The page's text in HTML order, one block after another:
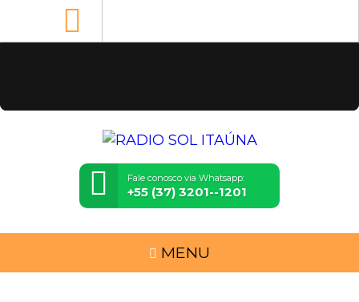
Fale conosco via Whatsapp:
+55 (37) 3201--1201
MENU